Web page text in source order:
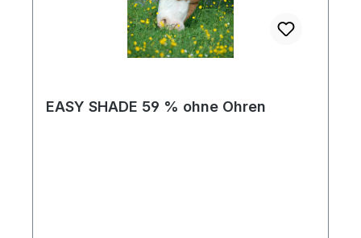
EASY SHADE 59 % ohne Ohren